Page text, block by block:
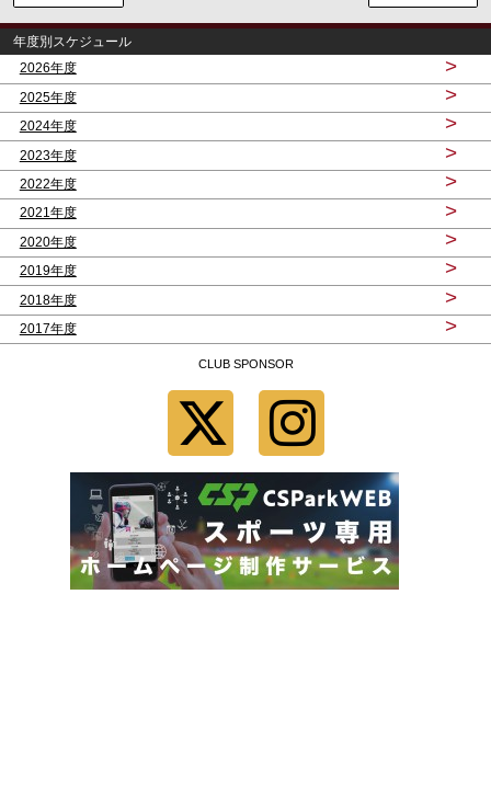
年度別スケジュール
2026年度
>
2025年度 >
2024年度 >
2023年度 >
2022年度 >
2021年度 >
2020年度 >
2019年度 >
2018年度 >
2017年度 >
CLUB SPONSOR